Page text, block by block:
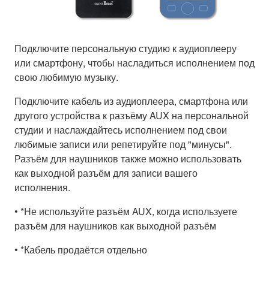
Подключите персональную студию к аудиоплееру
или смартфону, чтобы насладиться исполнением под
свою любимую музыку.
Подключите кабель из аудиоплеера, смартфона или
другого устройства к разъёму AUX на персональной
студии и наслаждайтесь исполнением под свои
любимые записи или репетируйте под "минусы".
Разъём для наушников также можно использовать
как выходной разъём для записи вашего
исполнения.
• *Не используйте разъём AUX, когда используете
разъём для наушников как выходной разъём
• *Кабель продаётся отдельно